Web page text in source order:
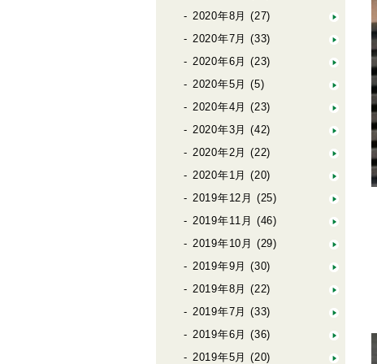
2020年8月 (27)
2020年7月 (33)
2020年6月 (23)
2020年5月 (5)
2020年4月 (23)
2020年3月 (42)
2020年2月 (22)
2020年1月 (20)
2019年12月 (25)
2019年11月 (46)
2019年10月 (29)
2019年9月 (30)
2019年8月 (22)
2019年7月 (33)
2019年6月 (36)
2019年5月 (20)